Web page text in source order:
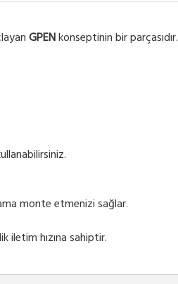
GPENkonseptinin bir parçasıdır.
monte etmenizi sağlar.
iletim hızına sahiptir.